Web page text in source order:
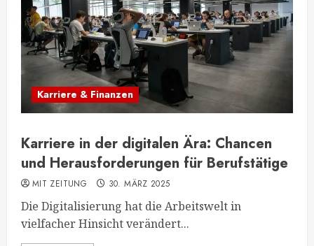
Karriere & Finanzen
Karriere in der digitalen Ära: Chancen
und Herausforderungen für Berufstätige
MIT ZEITUNG 30. MÄRZ 2025
Die Digitalisierung hat die Arbeitswelt in
vielfacher Hinsicht verändert...